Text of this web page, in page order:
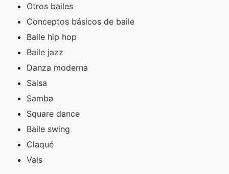
Otros bailes
Conceptos básicos de baile
Baile hip hop
Baile jazz
Danza moderna
Salsa
Samba
Square dance
Baile swing
Claqué
Vals